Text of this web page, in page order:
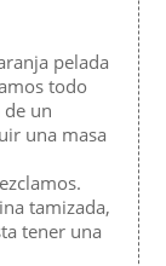
pelada
todo
un
una masa
tamizada,
tener una